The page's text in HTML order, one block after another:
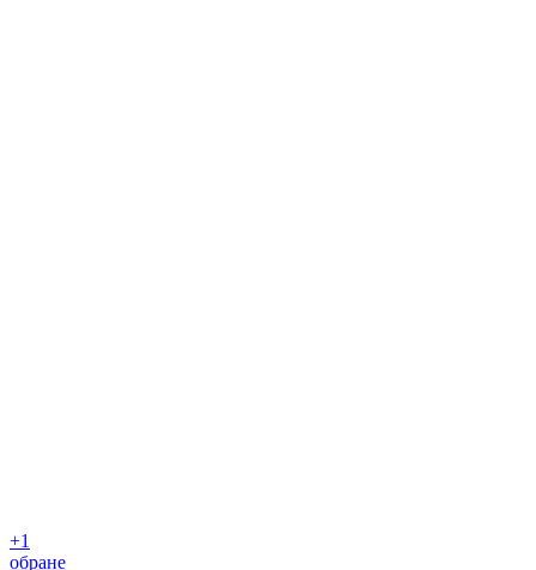
+1
обране